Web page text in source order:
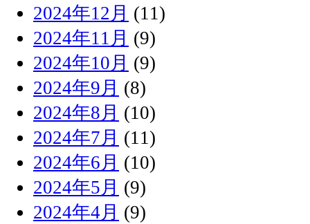
2024年12月 (11)
2024年11月 (9)
2024年10月 (9)
2024年9月 (8)
2024年8月 (10)
2024年7月 (11)
2024年6月 (10)
2024年5月 (9)
2024年4月 (9)